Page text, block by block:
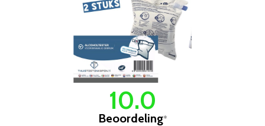
10.0
Beoordeling*